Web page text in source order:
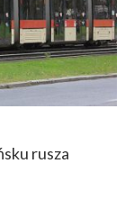
rusza